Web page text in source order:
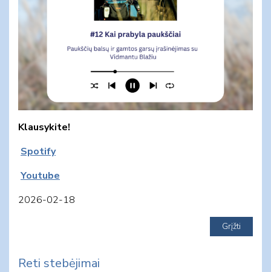
Klausykite!
Spotify
Youtube
2026-02-18
Reti stebėjimai